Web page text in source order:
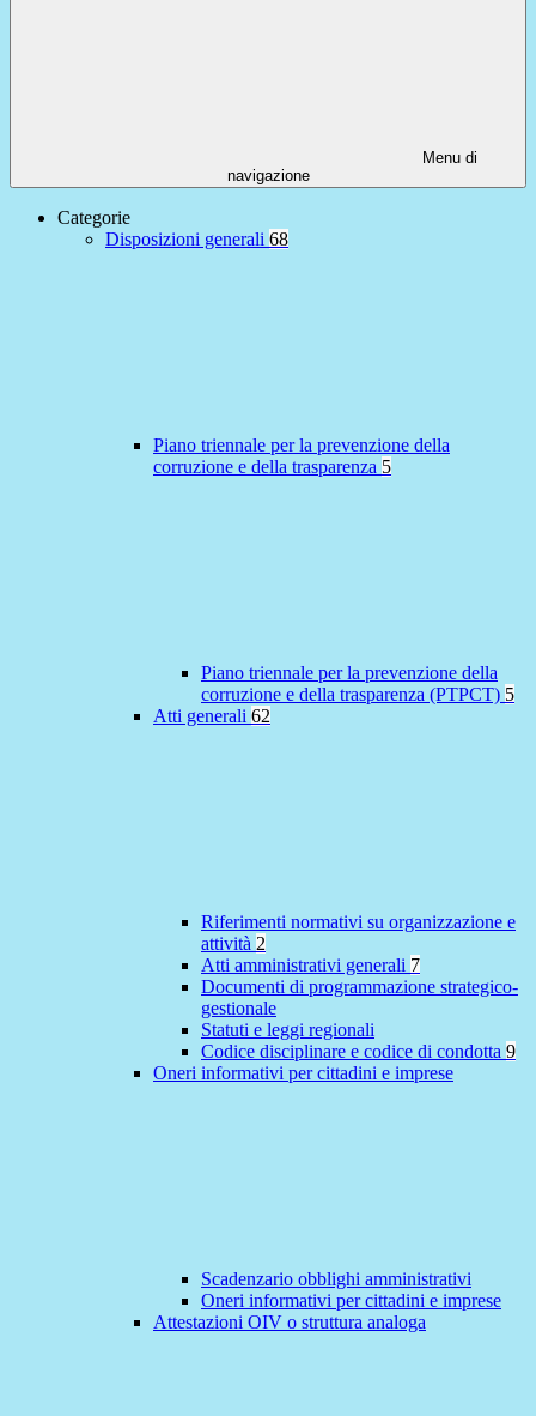
Menu di
navigazione
Categorie
Disposizioni generali 68
Piano triennale per la prevenzione della
corruzione e della trasparenza 5
Piano triennale per la prevenzione della
corruzione e della trasparenza (PTPCT) 5
Atti generali 62
Riferimenti normativi su organizzazione e
attività 2
Atti amministrativi generali 7
Documenti di programmazione strategico-
gestionale
Statuti e leggi regionali
Codice disciplinare e codice di condotta 9
Oneri informativi per cittadini e imprese
Scadenzario obblighi amministrativi
Oneri informativi per cittadini e imprese
Attestazioni OIV o struttura analoga